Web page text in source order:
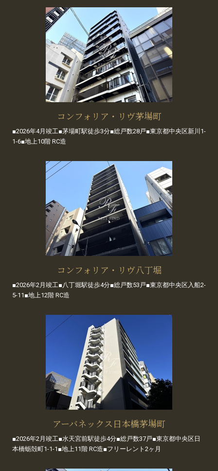
コンフォリア・リヴ茅場町
■2026年4月竣工■茅場町駅徒歩3分■総戸数28戸■東京都中央区新川1-
1-6■地上10階 RC造
コンフォリア・リヴ八丁堀
■2026年2月竣工■八丁堀駅徒歩4分■総戸数53戸■東京都中央区入船2-
5-11■地上12階 RC造
アーバネックス日本橋茅場町
■2026年2月竣工■水天宮前駅徒歩4分■総戸数37戸■東京都中央区日
本橋蛎殻町1-1-1■地上11階 RC造■フリーレント2ヶ月